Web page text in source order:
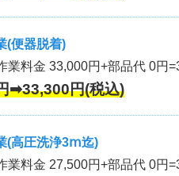
(便器脱着)
業料金 33,000円+部品代 0円
➡33,300円(税込)
(高圧洗浄3ⅿ迄)
業料金 27,500円+部品代 0円